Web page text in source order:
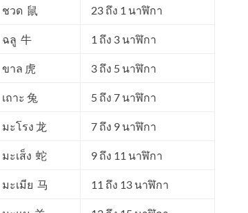
ชวด 鼠 23 ถึง 1 นาฬิกา
ฉลู 牛 1 ถึง 3 นาฬิกา
ขาล 虎 3 ถึง 5 นาฬิกา
เถาะ 兔 5 ถึง 7 นาฬิกา
มะโรง 龙 7 ถึง 9 นาฬิกา
มะเส็ง 蛇 9 ถึง 11 นาฬิกา
มะเมีย 马 11 ถึง 13 นาฬิกา